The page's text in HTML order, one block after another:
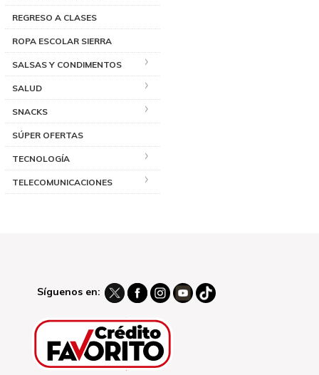
REGRESO A CLASES
ROPA ESCOLAR SIERRA
SALSAS Y CONDIMENTOS
SALUD
SNACKS
SÚPER OFERTAS
TECNOLOGÍA
TELECOMUNICACIONES
Síguenos en: